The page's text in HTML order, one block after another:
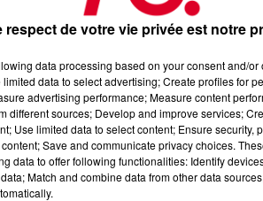
respect de votre vie privée est notre
data processing based on your consent and/
data to select advertising; Create profiles for
advertising performance; Measure content
different sources; Develop and improve services;
Use limited data to select content; Ensure security,
Save and communicate privacy choices.
data to offer following functionalities: Identify
Match and combine data from other data